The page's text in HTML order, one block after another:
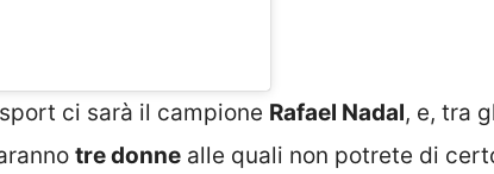
ci sarà il campione Rafael Nadal, e, tra
tre donne alle quali non potrete di